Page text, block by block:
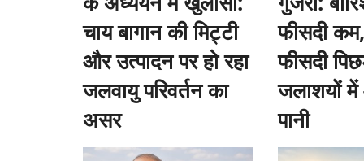
चाय बागान की मिट्टी
और उत्पादन पर हो रहा
जलवायु परिवर्तन का
असर
फीसदी
फीसदी
जलाशयों
पानी
वाला यूडीएफ स्पष्ट बहुमत
जंतर मंतर से संसद तक युवाओं का प्रदर्शन: पुलिस
आंसू गैस से तनाव, संसद में भी गूंजा मामला
पेपर लीक, शिक्षा व्यवस्था में भ्रष्टाचार और रोजगार जैसे मुद्दों